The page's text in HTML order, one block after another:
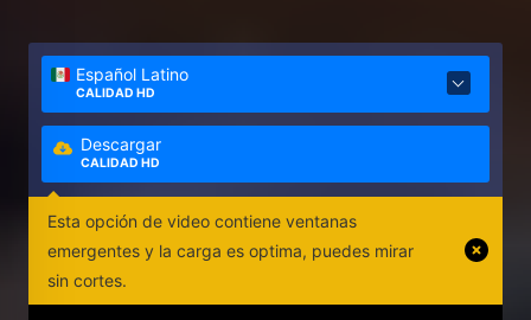
Español Latino
CALIDAD HD
Descargar
CALIDAD HD
Esta opción de video contiene ventanas
emergentes y la carga es optima, puedes mirar
sin cortes.